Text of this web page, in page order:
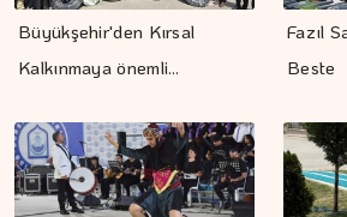
Büyükşehir'den Kırsal
Kalkınmaya önemli…
Fazıl
Beste